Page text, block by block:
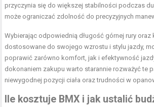
przyczynia się do większej stabilności podczas
może ograniczać zdolność do precyzyjnych
Wybierając odpowiednią długość górnej rury oraz
dostosowane do swojego wzrostu i stylu jazdy,
poprawić zarówno komfort, jak i efektywność
dokonaniem zakupu warto starannie rozważyć te
niewygodnej pozycji ciała oraz trudności w
Ile kosztuje BMX i jak ustalić